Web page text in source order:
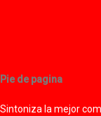
Pie de pagina
Sintoniza la mejor